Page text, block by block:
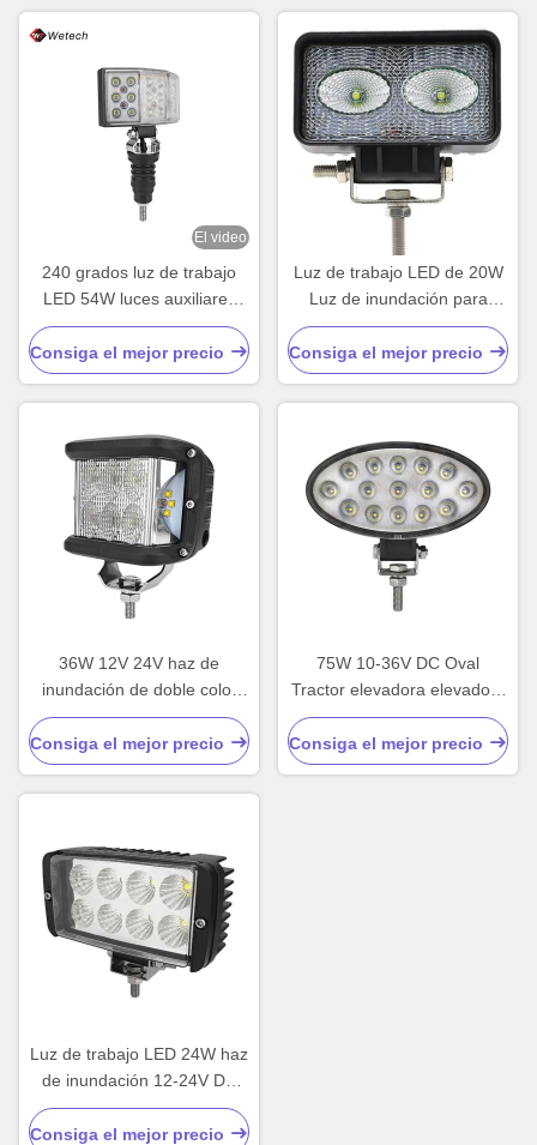
El video
240 grados luz de trabajo
LED 54W luces auxiliares
LED a prueba de agua
Consiga el mejor precio
Luz de trabajo LED de 20W
Luz de inundación para
motocicleta SUV ATV Tractor
Consiga el mejor precio
36W 12V 24V haz de
inundación de doble color
lateral luz de trabajo LED
Consiga el mejor precio
75W 10-36V DC Oval
Tractor elevadora elevadora
LED luz de trabajo
Consiga el mejor precio
Luz de trabajo LED 24W haz
de inundación 12-24V DC
camiones todoterreno tractor
Consiga el mejor precio